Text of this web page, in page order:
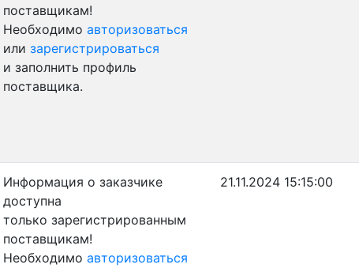
поставщикам!
Необходимо авторизоваться
или зарегистрироваться
и заполнить профиль
поставщика.
Информация о заказчике
доступна
только зарегистрированным
поставщикам!
Необходимо авторизоваться
21.11.2024 15:15:00